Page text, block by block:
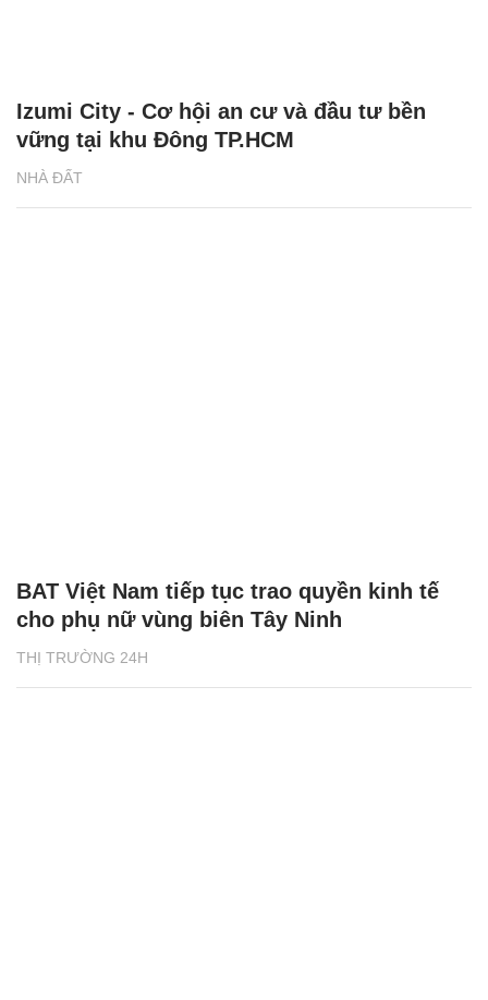
NHÀ ĐẤT
Izumi City - Cơ hội an cư và đầu tư bền
vững tại khu Đông TP.HCM
THỊ TRƯỜNG 24H
BAT Việt Nam tiếp tục trao quyền kinh tế
cho phụ nữ vùng biên Tây Ninh